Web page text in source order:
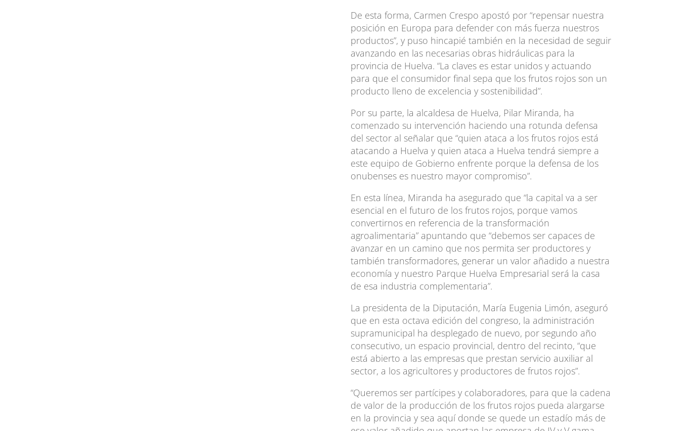
De esta forma, Carmen Crespo apostó por “repensar nuestra
posición en Europa para defender con más fuerza nuestros
productos”, y puso hincapié también en la necesidad de seguir
avanzando en las necesarias obras hidráulicas para la
provincia de Huelva. “La claves es estar unidos y actuando
para que el consumidor final sepa que los frutos rojos son un
producto lleno de excelencia y sostenibilidad”.
Por su parte, la alcaldesa de Huelva, Pilar Miranda, ha
comenzado su intervención haciendo una rotunda defensa
del sector al señalar que “quien ataca a los frutos rojos está
atacando a Huelva y quien ataca a Huelva tendrá siempre a
este equipo de Gobierno enfrente porque la defensa de los
onubenses es nuestro mayor compromiso”.
En esta línea, Miranda ha asegurado que “la capital va a ser
esencial en el futuro de los frutos rojos, porque vamos
convertirnos en referencia de la transformación
agroalimentaria” apuntando que “debemos ser capaces de
avanzar en un camino que nos permita ser productores y
también transformadores, generar un valor añadido a nuestra
economía y nuestro Parque Huelva Empresarial será la casa
de esa industria complementaria”.
La presidenta de la Diputación, María Eugenia Limón, aseguró
que en esta octava edición del congreso, la administración
supramunicipal ha desplegado de nuevo, por segundo año
consecutivo, un espacio provincial, dentro del recinto, “que
está abierto a las empresas que prestan servicio auxiliar al
sector, a los agricultores y productores de frutos rojos”.
“Queremos ser partícipes y colaboradores, para que la cadena
de valor de la producción de los frutos rojos pueda alargarse
en la provincia y sea aquí donde se quede un estadío más de